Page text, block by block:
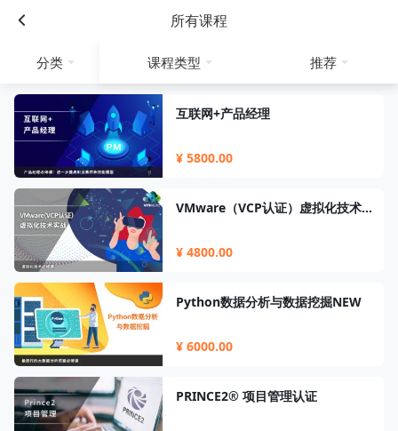
所有课程
分类 课程类型 推荐
互联网+产品经理
¥ 5800.00
VMware（VCP认证）虚拟化技术实战
¥ 4800.00
Python数据分析与数据挖掘NEW
¥ 6000.00
PRINCE2® 项目管理认证